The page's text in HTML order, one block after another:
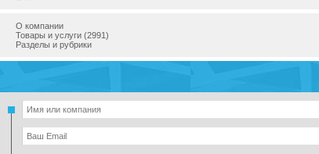
О компании
Товары и услуги (2991)
Разделы и рубрики